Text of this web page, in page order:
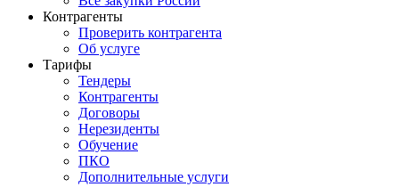
Контрагенты
Проверить контрагента
Об услуге
Тарифы
Тендеры
Контрагенты
Договоры
Нерезиденты
Обучение
ПКО
Дополнительные услуги